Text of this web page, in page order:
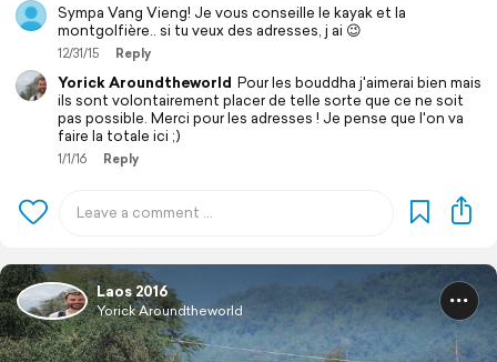
Sympa Vang Vieng! Je vous conseille le kayak et la
montgolfière.. si tu veux des adresses, j ai 😉
12/31/15 Reply
Yorick Aroundtheworld Pour les bouddha j'aimerai bien mais
ils sont volontairement placer de telle sorte que ce ne soit
pas possible. Merci pour les adresses ! Je pense que l'on va
faire la totale ici ;)
1/1/16 Reply
Laos 2016
Yorick Aroundtheworld